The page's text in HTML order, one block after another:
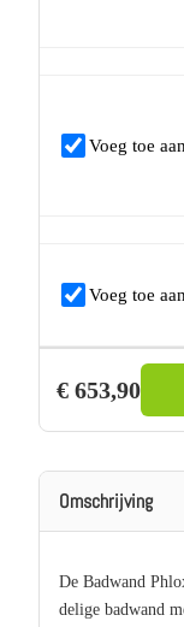
Voeg toe
Voeg toe
€ 653,90
Omschrijving
De Badwand
delige badwand